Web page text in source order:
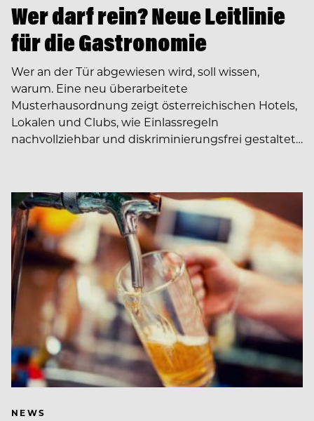
Wer darf rein? Neue Leitlinie
für die Gastronomie
Wer an der Tür abgewiesen wird, soll wissen,
warum. Eine neu überarbeitete
Musterhausordnung zeigt österreichischen Hotels,
Lokalen und Clubs, wie Einlassregeln
nachvollziehbar und diskriminierungsfrei gestaltet…
NEWS